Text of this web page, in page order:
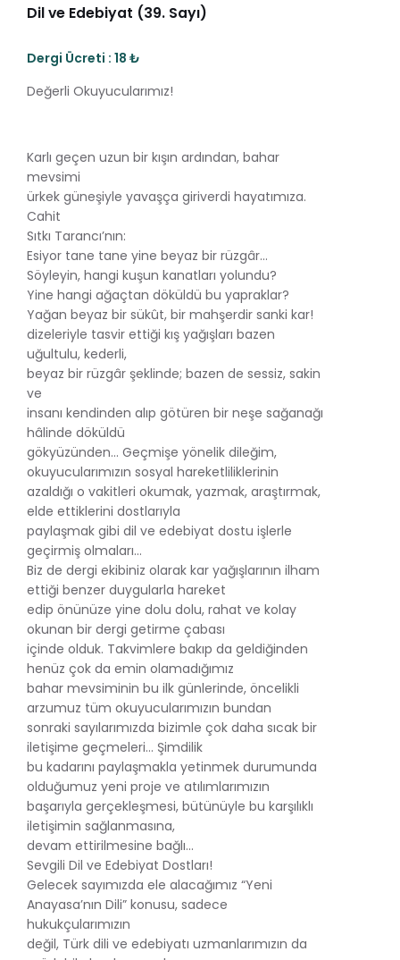
Dil ve Edebiyat (39. Sayı)
Dergi Ücreti : 18 ₺
Değerli Okuyucularımız!
Karlı geçen uzun bir kışın ardından, bahar
mevsimi
ürkek güneşiyle yavaşça giriverdi hayatımıza.
Cahit
Sıtkı Tarancı’nın:
Esiyor tane tane yine beyaz bir rüzgâr…
Söyleyin, hangi kuşun kanatları yolundu?
Yine hangi ağaçtan döküldü bu yapraklar?
Yağan beyaz bir sükût, bir mahşerdir sanki kar!
dizeleriyle tasvir ettiği kış yağışları bazen
uğultulu, kederli,
beyaz bir rüzgâr şeklinde; bazen de sessiz, sakin
ve
insanı kendinden alıp götüren bir neşe sağanağı
hâlinde döküldü
gökyüzünden… Geçmişe yönelik dileğim,
okuyucularımızın sosyal hareketliliklerinin
azaldığı o vakitleri okumak, yazmak, araştırmak,
elde ettiklerini dostlarıyla
paylaşmak gibi dil ve edebiyat dostu işlerle
geçirmiş olmaları…
Biz de dergi ekibiniz olarak kar yağışlarının ilham
ettiği benzer duygularla hareket
edip önünüze yine dolu dolu, rahat ve kolay
okunan bir dergi getirme çabası
içinde olduk. Takvimlere bakıp da geldiğinden
henüz çok da emin olamadığımız
bahar mevsiminin bu ilk günlerinde, öncelikli
arzumuz tüm okuyucularımızın bundan
sonraki sayılarımızda bizimle çok daha sıcak bir
iletişime geçmeleri… Şimdilik
bu kadarını paylaşmakla yetinmek durumunda
olduğumuz yeni proje ve atılımlarımızın
başarıyla gerçekleşmesi, bütünüyle bu karşılıklı
iletişimin sağlanmasına,
devam ettirilmesine bağlı...
Sevgili Dil ve Edebiyat Dostları!
Gelecek sayımızda ele alacağımız “Yeni
Anayasa’nın Dili” konusu, sadece
hukukçularımızın
değil, Türk dili ve edebiyatı uzmanlarımızın da